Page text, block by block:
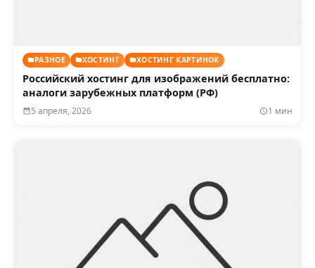
РАЗНОЕ ХОСТИНГ ХОСТИНГ КАРТИНОК
Российский хостинг для изображений бесплатно:
аналоги зарубежных платформ (РФ)
5 апреля, 2026 1 мин